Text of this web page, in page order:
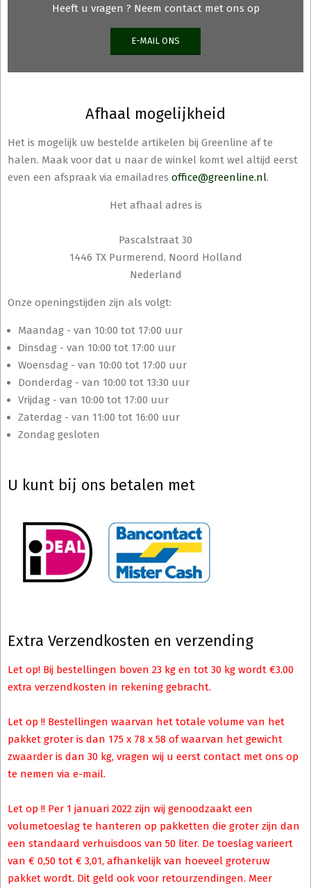
Heeft u vragen ? Neem contact met ons op
E-MAIL ONS
Afhaal mogelijkheid
Het is mogelijk uw bestelde artikelen bij Greenline af te
halen. Maak voor dat u naar de winkel komt wel altijd eerst
even een afspraak via emailadres office@greenline.nl.
Het afhaal adres is
Pascalstraat 30
1446 TX Purmerend, Noord Holland
Nederland
Onze openingstijden zijn als volgt:
Maandag - van 10:00 tot 17:00 uur
Dinsdag - van 10:00 tot 17:00 uur
Woensdag - van 10:00 tot 17:00 uur
Donderdag - van 10:00 tot 13:30 uur
Vrijdag - van 10:00 tot 17:00 uur
Zaterdag - van 11:00 tot 16:00 uur
Zondag gesloten
U kunt bij ons betalen met
Extra Verzendkosten en verzending
Let op! Bij bestellingen boven 23 kg en tot 30 kg wordt €3.00
extra verzendkosten in rekening gebracht.
Let op !! Bestellingen waarvan het totale volume van het
pakket groter is dan 175 x 78 x 58 of waarvan het gewicht
zwaarder is dan 30 kg, vragen wij u eerst contact met ons op
te nemen via e-mail.
Let op !! Per 1 januari 2022 zijn wij genoodzaakt een
volumetoeslag te hanteren op pakketten die groter zijn dan
een standaard verhuisdoos van 50 liter. De toeslag varieert
van € 0,50 tot € 3,01, afhankelijk van hoeveel groteruw
pakket wordt. Dit geld ook voor retourzendingen. Meer